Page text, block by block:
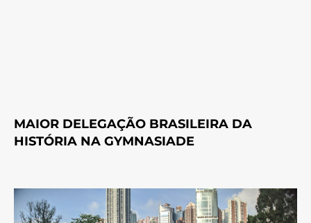
MAIOR DELEGAÇÃO BRASILEIRA DA
HISTÓRIA NA GYMNASIADE